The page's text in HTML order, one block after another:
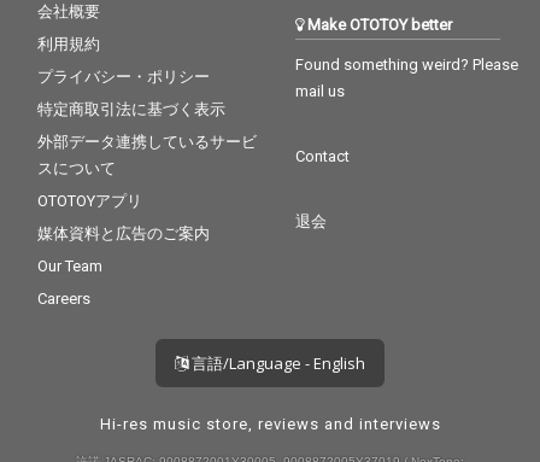
会社概要
利用規約
プライバシー・ポリシー
特定商取引法に基づく表示
外部データ連携しているサービ
スについて
OTOTOYアプリ
媒体資料と広告のご案内
Our Team
Careers
Make OTOTOY better
Found something weird? Please
mail us
Contact
退会
言語/Language - English
Hi-res music store, reviews and interviews